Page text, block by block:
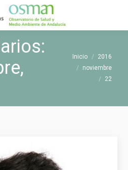
Estás aquí:
Inicio
2016
noviembre
22